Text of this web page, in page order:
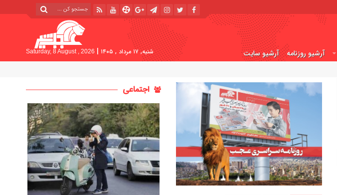
آرشیو روزنامه آرشیو سایت شنبه, ۱۷ مرداد , ۱۴۰۵ |
Saturday, 8 August , 2026
اجتماعی